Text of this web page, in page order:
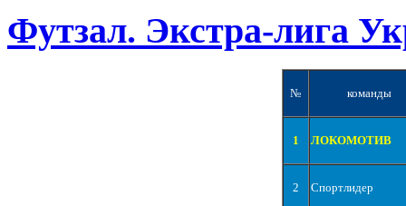
Футзал. Экстра-лига
№ команды
1 ЛОКОМОТИВ
2 Спортлидер